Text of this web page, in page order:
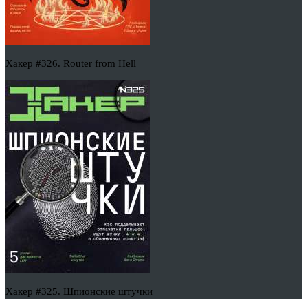
Хакер #326. Router from Hell
Хакер #325. Шпионские штучки